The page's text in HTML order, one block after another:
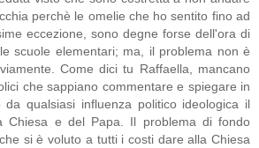
perchè le omelie che ho sentito fino ad
eccezione, sono degne forse dell'ora di
scuole elementari; ma, il problema non è
Come dici tu Raffaella, mancano
che sappiano commentare e spiegare in
da qualsiasi influenza politico ideologica il
Chiesa e del Papa. Il problema di fondo
si è voluto a tutti i costi dare alla Chiesa